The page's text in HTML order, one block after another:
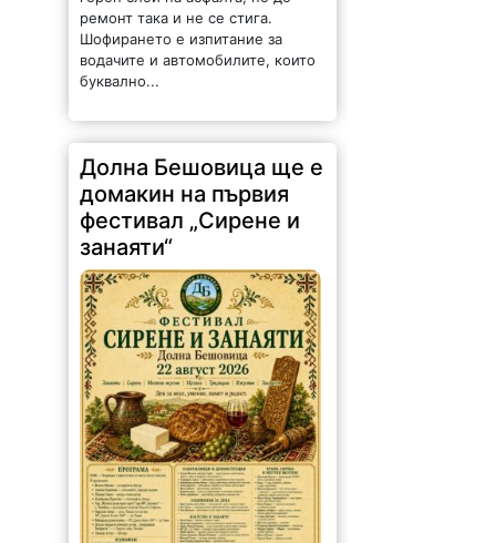
ремонт така и не се стига.
Шофирането е изпитание за
водачите и автомобилите, които
буквално...
Долна Бешовица ще е
домакин на първия
фестивал „Сирене и
занаяти“